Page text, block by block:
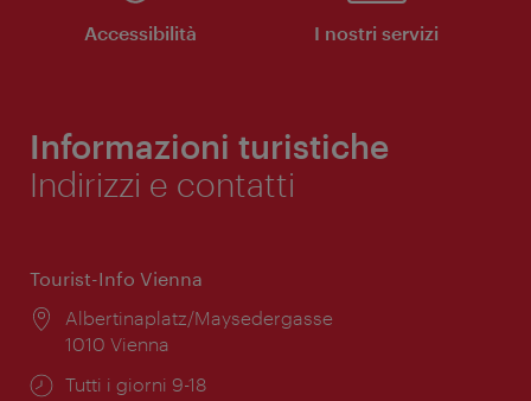
Accessibilità I nostri servizi
Informazioni turistiche
Indirizzi e contatti
Tourist-Info Vienna
Posizione:
Albertinaplatz/Maysedergasse
1010 Vienna
Orari
Tutti i giorni 9-18